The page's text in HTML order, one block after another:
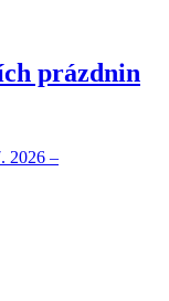
prázdnin
2026 –